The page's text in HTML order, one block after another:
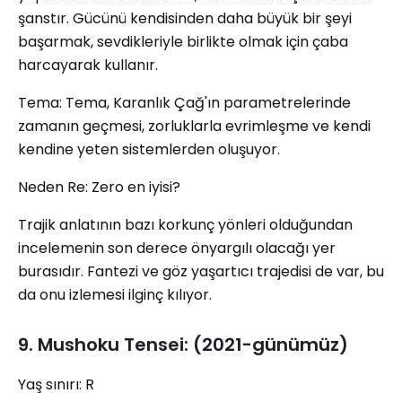
şanstır. Gücünü kendisinden daha büyük bir şeyi
başarmak, sevdikleriyle birlikte olmak için çaba
harcayarak kullanır.
Tema: Tema, Karanlık Çağ'ın parametrelerinde
zamanın geçmesi, zorluklarla evrimleşme ve kendi
kendine yeten sistemlerden oluşuyor.
Neden Re: Zero en iyisi?
Trajik anlatının bazı korkunç yönleri olduğundan
incelemenin son derece önyargılı olacağı yer
burasıdır. Fantezi ve göz yaşartıcı trajedisi de var, bu
da onu izlemesi ilginç kılıyor.
9. Mushoku Tensei: (2021-günümüz)
Yaş sınırı: R